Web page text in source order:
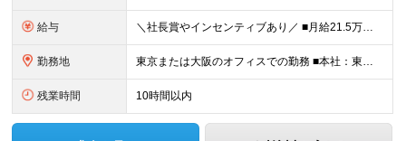
給与 ＼社長賞やインセンティブあり／ ■月給21.5万円〜（基本給17.5万円＋皆勤手当2万円＋住宅手当2万円） ※残業代全額支給／交通費上限月2万円 ※試用期間3ヵ月あり。期間中の給与は月給21万円（基
勤務地 東京または大阪のオフィスでの勤務 ■本社：東京都荒川区西日暮里5-16-12 フジビル ■大阪支店：大阪府大阪市西区九条南2-1-14 ※(変更の範囲)上記を除く当社関連勤務地
残業時間 10時間以内